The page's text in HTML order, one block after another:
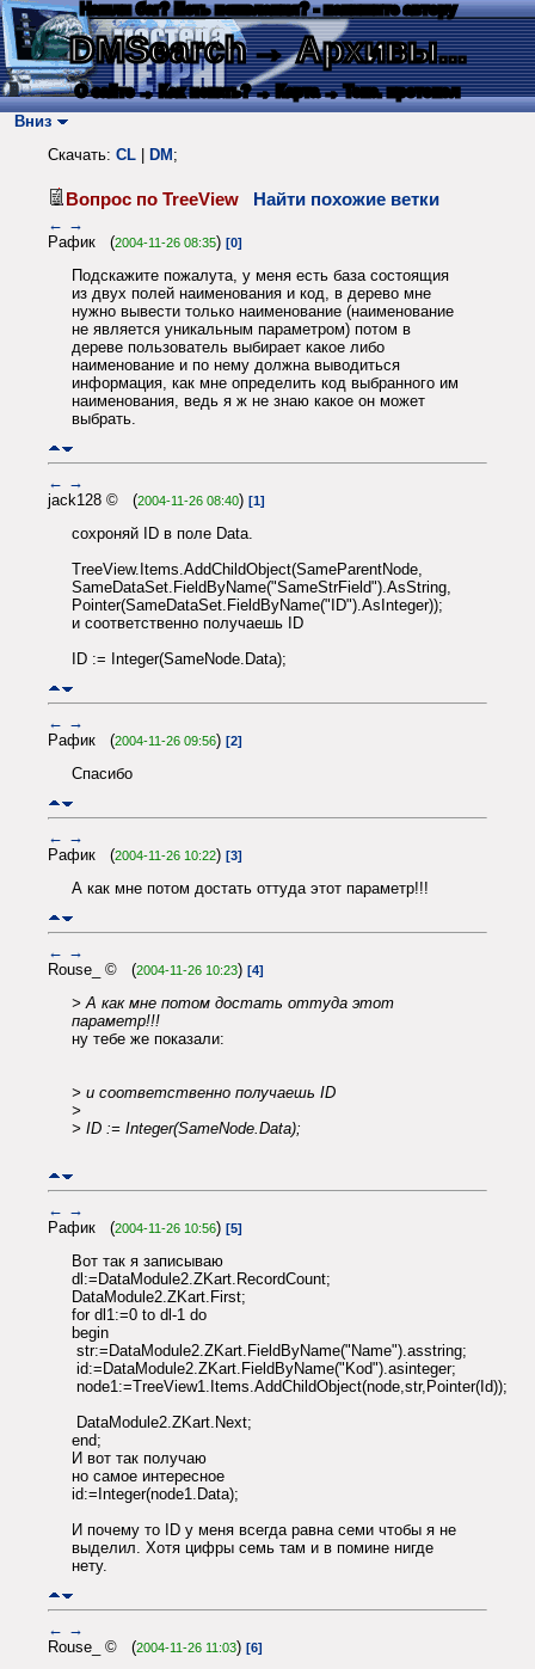
Нашли баг? Есть пожелания? - напишите автору
DMSearch→ Архивы...
О сайте → Как искать? → Карта → Текс. протокол
Вниз
Скачать: CL DM ;
Вопрос по TreeView Найти похожие ветки
← →
Рафик (2004-11-26 08:35) [0]
Подскажите пожалута, у меня есть база состоящия
из двух полей наименования и код, в дерево мне
нужно вывести только наименование (наименование
не является уникальным параметром) потом в
дереве пользователь выбирает какое либо
наименование и по нему должна выводиться
информация, как мне определить код выбранного им
наименования, ведь я ж не знаю какое он может
выбрать.
← →
jack128 © (2004-11-26 08:40) [1]
сохроняй ID в поле Data.
TreeView.Items.AddChildObject(SameParentNode,
SameDataSet.FieldByName("SameStrField").AsString,
Pointer(SameDataSet.FieldByName("ID").AsInteger));
и соответственно получаешь ID
ID := Integer(SameNode.Data);
← →
Рафик (2004-11-26 09:56) [2]
Спасибо
← →
Рафик (2004-11-26 10:22) [3]
А как мне потом достать оттуда этот параметр!!!
← →
Rouse_ © (2004-11-26 10:23) [4]
> А как мне потом достать оттуда этот
параметр!!!
ну тебе же показали:
> и соответственно получаешь ID
>
> ID := Integer(SameNode.Data);
← →
Рафик (2004-11-26 10:56) [5]
Вот так я записываю
dl:=DataModule2.ZKart.RecordCount;
DataModule2.ZKart.First;
for dl1:=0 to dl-1 do
begin
str:=DataModule2.ZKart.FieldByName("Name").asstring;
id:=DataModule2.ZKart.FieldByName("Kod").asinteger;
node1:=TreeView1.Items.AddChildObject(node,str,Pointer(Id));
DataModule2.ZKart.Next;
end;
И вот так получаю
но самое интересное
id:=Integer(node1.Data);
И почему то ID у меня всегда равна семи чтобы я не
выделил. Хотя цифры семь там и в помине нигде
нету.
← →
Rouse_ © (2004-11-26 11:03) [6]